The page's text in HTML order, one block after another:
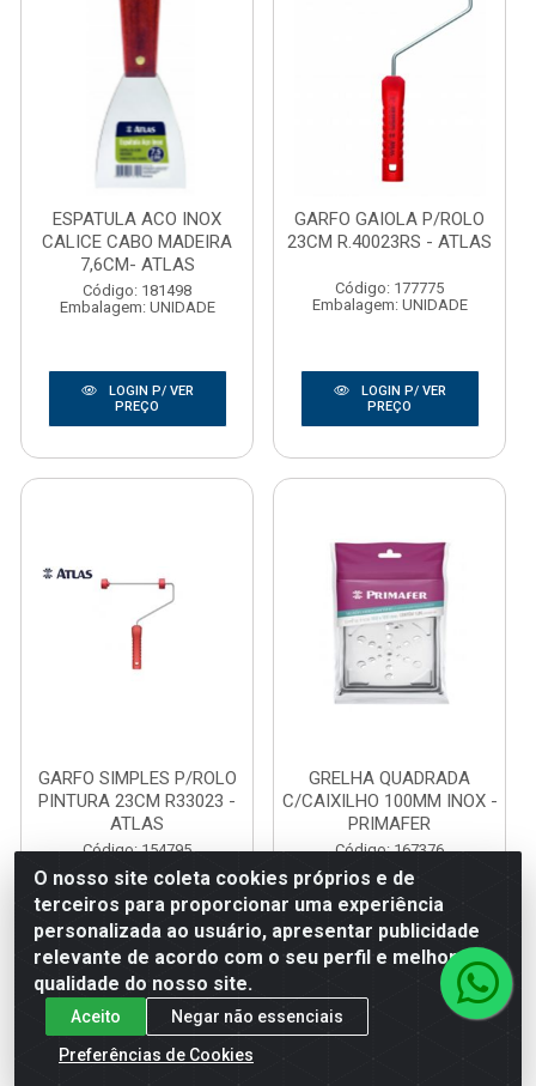
ESPATULA ACO INOX
CALICE CABO MADEIRA
7,6CM- ATLAS
Código: 181498
Embalagem: UNIDADE
LOGIN P/ VER
PREÇO
GARFO GAIOLA P/ROLO
23CM R.40023RS - ATLAS
Código: 177775
Embalagem: UNIDADE
LOGIN P/ VER
PREÇO
GARFO SIMPLES P/ROLO
PINTURA 23CM R33023 -
ATLAS
Código: 154795
Embalagem: UNIDADE
LOGIN P/ VER
PREÇO
GRELHA QUADRADA
C/CAIXILHO 100MM INOX -
PRIMAFER
Código: 167376
Embalagem: UNIDADE
LOGIN P/ VER
PREÇO
O nosso site coleta cookies próprios e de
terceiros para proporcionar uma experiência
personalizada ao usuário, apresentar publicidade
relevante de acordo com o seu perfil e melhorar a
qualidade do nosso site.
Aceito
Negar não essenciais
Preferências de Cookies